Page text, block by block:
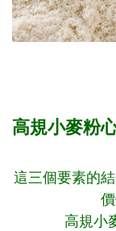
高規小麥粉
這三個要素的
高規小